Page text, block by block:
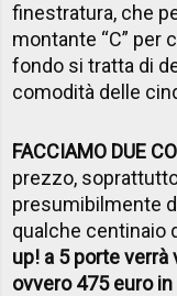
finestratura, che
montante “C” per
fondo si tratta di
comodità delle
FACCIAMO DUE
prezzo,
presumibilmente
qualche centinaio
up! a 5 porte verrà
ovvero 475 euro